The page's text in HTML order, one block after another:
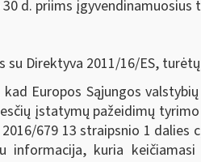
d. priims įgyvendinamuosius
su Direktyva 2011/16/ES,
Europos Sąjungos
įstatymų pažeidimų
679 13 straipsnio 1
kuria